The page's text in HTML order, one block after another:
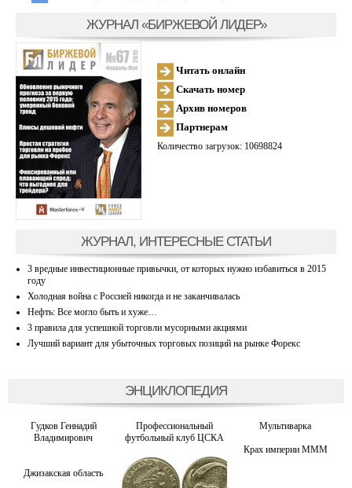
ЖУРНАЛ «БИРЖЕВОЙ ЛИДЕР»
Читать онлайн
Скачать номер
Архив номеров
Партнерам
Количество загрузок: 10698824
ЖУРНАЛ, ИНТЕРЕСНЫЕ СТАТЬИ
3 вредные инвестиционные привычки, от которых нужно избавиться в 2015
году
Холодная война с Россией никогда и не заканчивалась
Нефть: Все могло быть и хуже…
3 правила для успешной торговли мусорными акциями
Лучший вариант для убыточных торговых позиций на рынке Форекс
ЭНЦИКЛОПЕДИЯ
Гудков Геннадий
Владимирович
Профессиональный
футбольный клуб ЦСКА
Мультиварка
Крах империи МММ
Джизакская область